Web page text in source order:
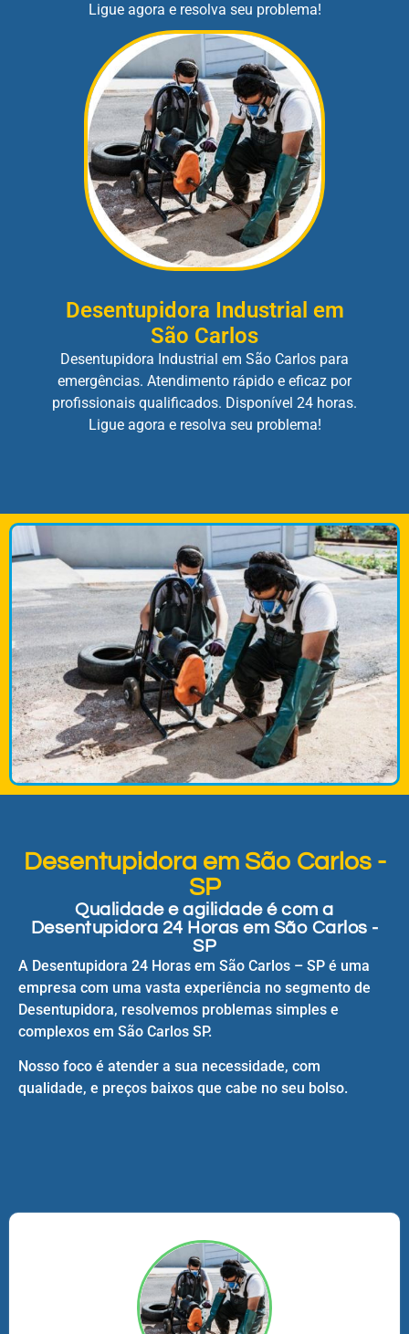
Ligue agora e resolva seu problema!
Desentupidora Industrial em
São Carlos
Desentupidora Industrial em São Carlos para
emergências. Atendimento rápido e eficaz por
profissionais qualificados. Disponível 24 horas.
Ligue agora e resolva seu problema!
Desentupidora em São Carlos -
SP
Qualidade e agilidade é com a
Desentupidora 24 Horas em São Carlos -
SP
A Desentupidora 24 Horas em São Carlos – SP é uma
empresa com uma vasta experiência no segmento de
Desentupidora, resolvemos problemas simples e
complexos em São Carlos SP.
Nosso foco é atender a sua necessidade, com
qualidade, e preços baixos que cabe no seu bolso.